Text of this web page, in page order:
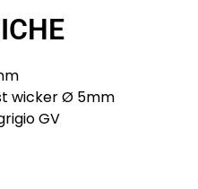
wicker Ø 5mm
GV